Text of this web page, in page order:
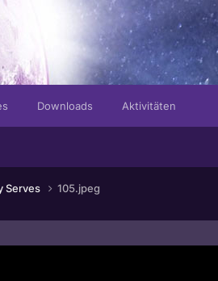
Downloads Aktivitäten
Serves 105.jpeg